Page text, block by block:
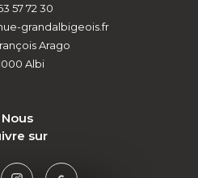
57 72 30
grandalbigeois.fr
Arago
Albi
nous
sur